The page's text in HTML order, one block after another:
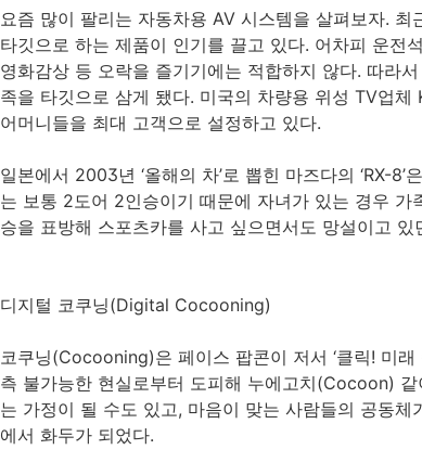
요즘 많이 팔리는 자동차용 AV 시스템을 살펴보자.
타깃으로 하는 제품이 인기를 끌고 있다. 어차피 운전
영화감상 등 오락을 즐기기에는 적합하지 않다. 따라
족을 타깃으로 삼게 됐다. 미국의 차량용 위성 TV업
어머니들을 최대 고객으로 설정하고 있다.
일본에서 2003년 ‘올해의 차’로 뽑힌 마즈다의 ‘RX-
는 보통 2도어 2인승이기 때문에 자녀가 있는 경우 가
승을 표방해 스포츠카를 사고 싶으면서도 망설이고
디지털 코쿠닝(Digital Cocooning)
코쿠닝(Cocooning)은 페이스 팝콘이 저서 ‘클릭! 미
측 불가능한 현실로부터 도피해 누에고치(Cocoon)
는 가정이 될 수도 있고, 마음이 맞는 사람들의 공동
에서 화두가 되었다.